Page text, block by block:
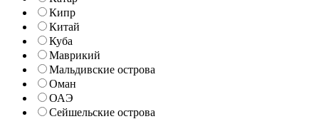
Кипр
Китай
Куба
Маврикий
Мальдивские острова
Оман
ОАЭ
Сейшельские острова